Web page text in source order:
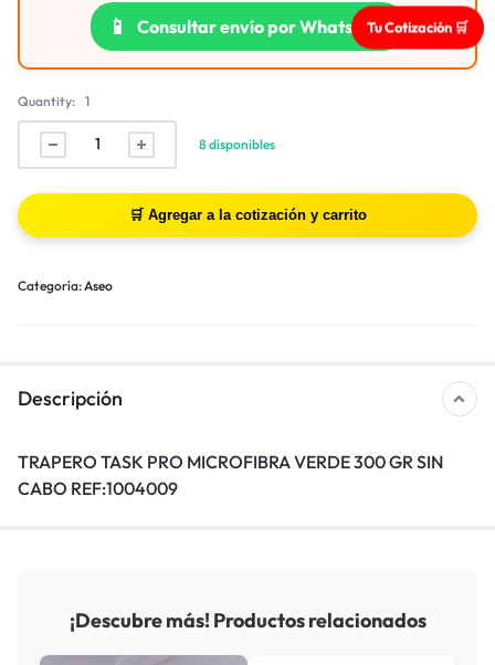
📱 Consultar envío por WhatsApp
Quantity: 1
8 disponibles
Categoría:Aseo
Descripción
TRAPERO TASK PRO MICROFIBRA VERDE 300 GR SIN
CABO REF:1004009
¡Descubre más! Productos relacionados
Tu Cotización 🛒